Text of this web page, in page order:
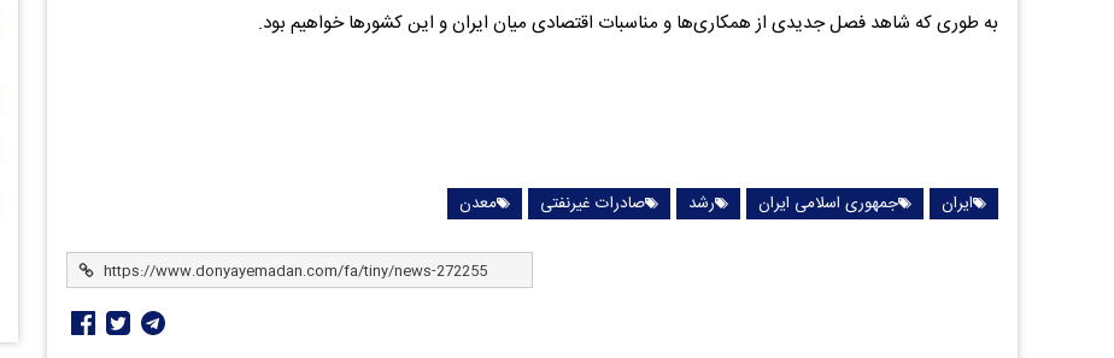
به طوری که شاهد فصل جدیدی از همکاری‌ها و مناسبات اقتصادی میان ایران و این کشورها خواهیم بود.
ایران جمهوری اسلامی ایران رشد صادرات غیرنفتی معدن